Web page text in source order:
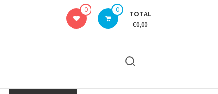
0 0 TOTAL
€0,00